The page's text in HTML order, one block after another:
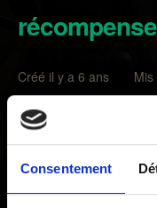
Consentement
Créé il y a 6 ans Mis
Veuillez nous
informations